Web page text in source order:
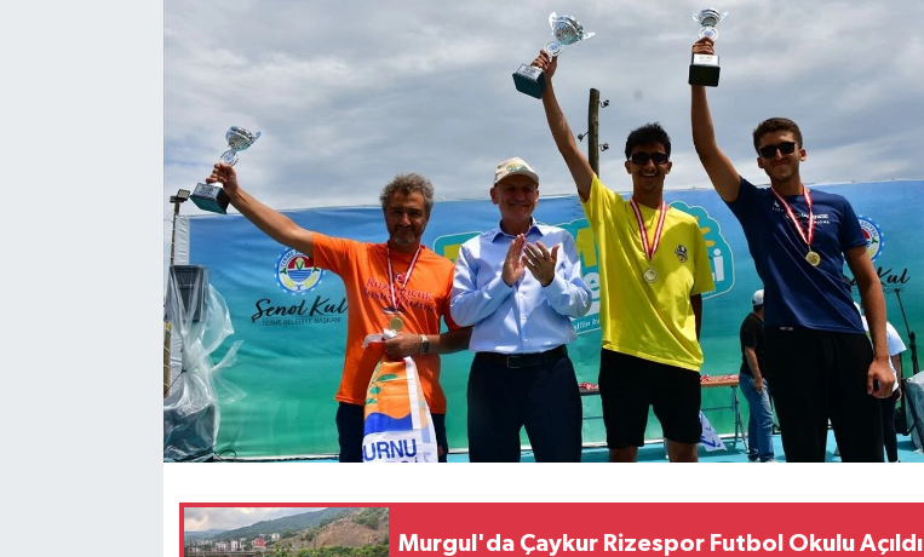
Murgul'da Çaykur Rizespor Futbol Okulu Açıldı